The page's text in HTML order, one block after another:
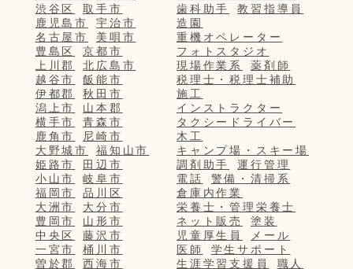
渋谷区
取手市
鹿児島市
宇治市
名古屋市
美唄市
豊島区
京都市
上川郡
北広島市
越谷市
飯能市
伊都郡
秋田市
潟上市
山本郡
横手市
青森市
鹿角市
尼崎市
大野城市
福知山市
姫路市
田辺市
小山市
岐阜市
福岡市
品川区
大洲市
大分市
豊岡市
山形市
中央区
藤沢市
一宮市
桶川市
曽於郡
西海市
歯科助手
教習指導員
造園
重機オペレーター
フォトスタジオ
現場作業系
薬剤師
税理士・税理士補助
施工
インストラクター
タクシードライバー
木工
キャンプ場・スキー場
調剤助手
運行管理
電話
警備・清掃系
倉庫内作業
栄養士・管理栄養士
ネット販売
塗装
児童厚生員
メール
医師
学生サポート
生涯学習支援員
職人